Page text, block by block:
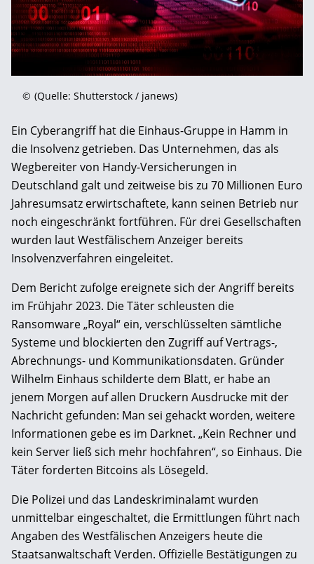
© (Quelle: Shutterstock / janews)
Ein Cyberangriff hat die Einhaus-Gruppe in Hamm in
die Insolvenz getrieben. Das Unternehmen, das als
Wegbereiter von Handy-Versicherungen in
Deutschland galt und zeitweise bis zu 70 Millionen Euro
Jahresumsatz erwirtschaftete, kann seinen Betrieb nur
noch eingeschränkt fortführen. Für drei Gesellschaften
wurden laut Westfälischem Anzeiger bereits
Insolvenzverfahren eingeleitet.
Dem Bericht zufolge ereignete sich der Angriff bereits
im Frühjahr 2023. Die Täter schleusten die
Ransomware „Royal“ ein, verschlüsselten sämtliche
Systeme und blockierten den Zugriff auf Vertrags-,
Abrechnungs- und Kommunikationsdaten. Gründer
Wilhelm Einhaus schilderte dem Blatt, er habe an
jenem Morgen auf allen Druckern Ausdrucke mit der
Nachricht gefunden: Man sei gehackt worden, weitere
Informationen gebe es im Darknet. „Kein Rechner und
kein Server ließ sich mehr hochfahren“, so Einhaus. Die
Täter forderten Bitcoins als Lösegeld.
Die Polizei und das Landeskriminalamt wurden
unmittelbar eingeschaltet, die Ermittlungen führt nach
Angaben des Westfälischen Anzeigers heute die
Staatsanwaltschaft Verden. Offizielle Bestätigungen zu